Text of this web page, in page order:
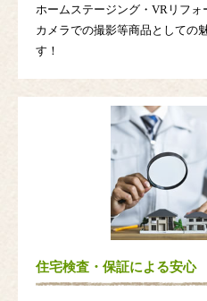
ホームステージング・VRリフ
カメラでの撮影等商品としての
す！
住宅検査・保証による安心